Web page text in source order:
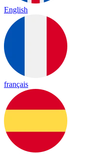
English
français